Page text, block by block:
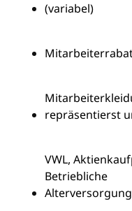
(variabel)
repräsentierst
VWL,
Betriebliche
Alterversorgung